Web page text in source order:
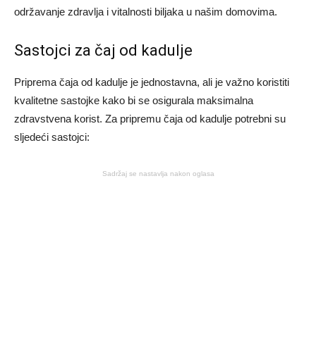
održavanje zdravlja i vitalnosti biljaka u našim domovima.
Sastojci za čaj od kadulje
Priprema čaja od kadulje je jednostavna, ali je važno koristiti
kvalitetne sastojke kako bi se osigurala maksimalna
zdravstvena korist. Za pripremu čaja od kadulje potrebni su
sljedeći sastojci:
Sadržaj se nastavlja nakon oglasa